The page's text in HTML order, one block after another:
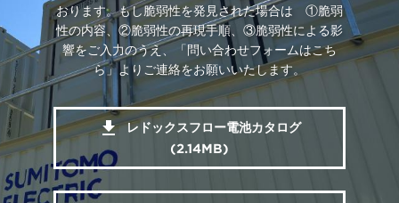
おります。もし脆弱性を発見された場合は ①脆弱
性の内容、②脆弱性の再現手順、③脆弱性による影
響をご入力のうえ、「問い合わせフォームはこち
ら」よりご連絡をお願いいたします。
レドックスフロー電池カタログ
(2.14MB)